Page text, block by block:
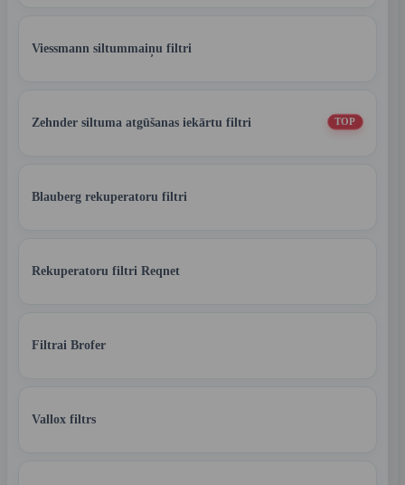
Viessmann siltummaiņu filtri
Zehnder siltuma atgūšanas iekārtu filtri TOP
Blauberg rekuperatoru filtri
Rekuperatoru filtri Reqnet
Filtrai Brofer
Vallox filtrs